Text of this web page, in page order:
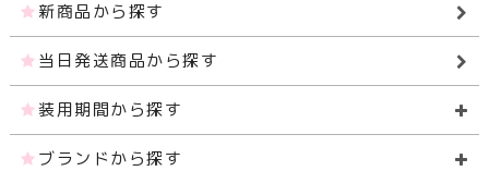
新商品から探す
当日発送商品から探す
装用期間から探す
ブランドから探す